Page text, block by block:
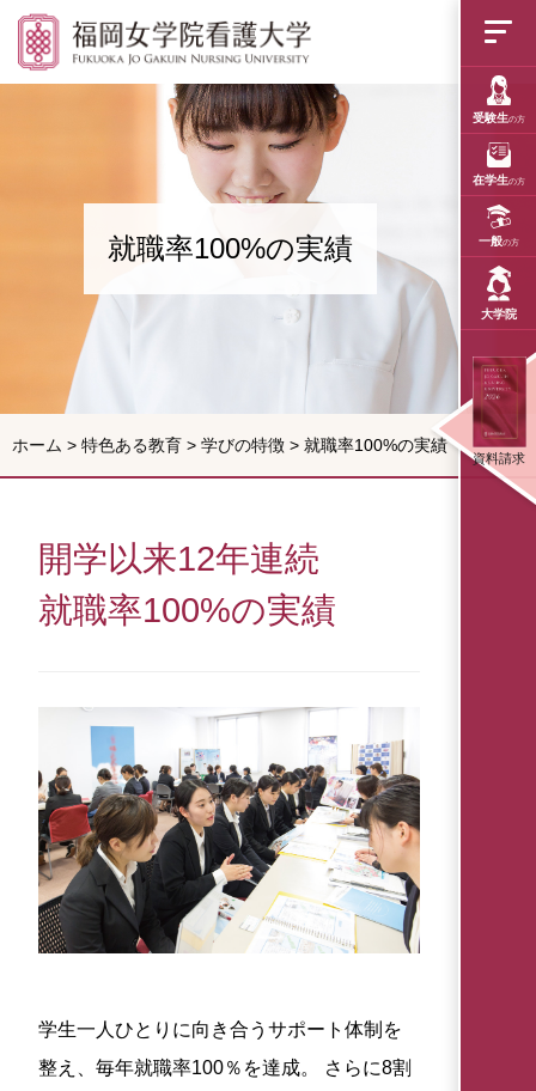
受験生の方
在学生の方
一般の方
大学院
資料請求
就職率100%の実績
就職率100%の実績
ホーム > 特色ある教育 > 学びの特徴 > 就職率100%の実績
開学以来12年連続
就職率100%の実績
学生一人ひとりに向き合うサポート体制を
整え、毎年就職率100％を達成。 さらに8割